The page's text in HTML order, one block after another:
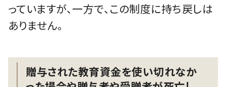
っていますが、一方で、この制度に持ち戻しは
ありません。
贈与された教育資金を使い切れなか